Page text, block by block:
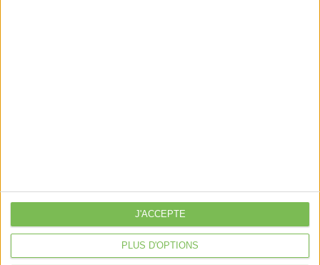
PLUS D'OPTIONS
J'ACCEPTE
je crée mon activité
libérale
Je gère mon activité
Je sécurise mon activité